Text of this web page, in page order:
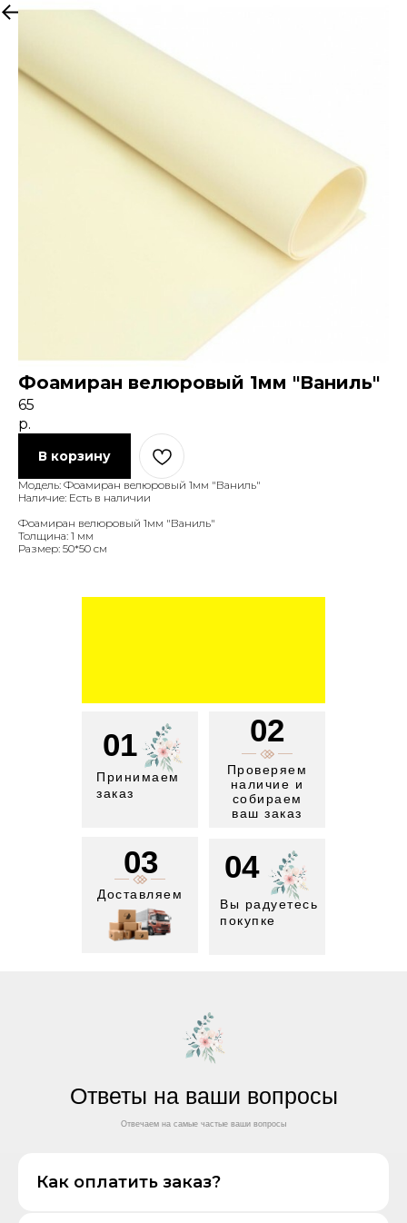
Назад к товарам
Фоамиран велюровый 1мм "Ваниль"
65
р.
В корзину
Модель: Фоамиран велюровый 1мм "Ваниль"
Наличие: Есть в наличии
Фоамиран велюровый 1мм "Ваниль"
Толщина: 1 мм
Размер: 50*50 см
01
Принимаем
заказ
02
Проверяем
наличие и
собираем
ваш заказ
03
Доставляем
04
Вы радуетесь
покупке
Ответы на ваши вопросы
Отвечаем на самые частые ваши вопросы
Как оплатить заказ?